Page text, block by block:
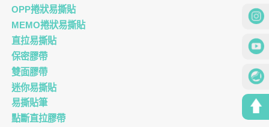
OPP捲狀易撕貼
MEMO捲狀易撕貼
直拉易撕貼
保密膠帶
雙面膠帶
迷你易撕貼
易撕貼筆
點斷直拉膠帶